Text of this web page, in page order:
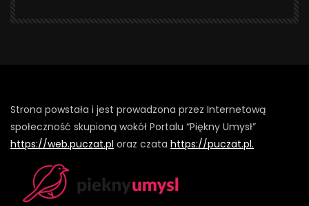
Strona powstała i jest prowadzona przez Internetową
społeczność skupioną wokół Portalu “Piękny Umysł”
https://web.puczat.pl oraz czata https://puczat.pl.